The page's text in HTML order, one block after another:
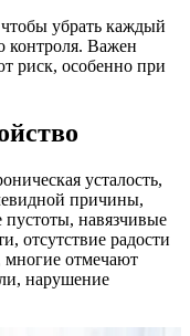
убрать каждый
контроля. Важен
риск, особенно при
усталость,
причины,
навязчивые
отсутствие радости
многие отмечают
нарушение